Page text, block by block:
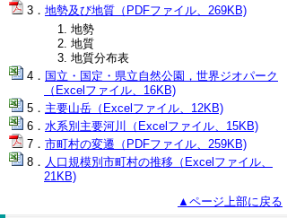
地勢及び地質（PDFファイル、269KB)
地勢
地質
地質分布表
国立・国定・県立自然公園，世界ジオパーク
（Excelファイル、16KB)
主要山岳（Excelファイル、12KB)
水系別主要河川（Excelファイル、15KB)
市町村の変遷（PDFファイル、259KB)
人口規模別市町村の推移（Excelファイル、
21KB)
▲ページ上部に戻る